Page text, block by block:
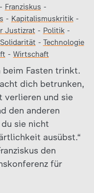
Franziskus -
- Kapitalismuskritik-
Justizrat - Politik-
Solidarität - Technologie
- Wirtschaft
beim Fasten trinkt.
dich betrunken,
verlieren und sie
den anderen
sie nicht
ausübst.“
den
für